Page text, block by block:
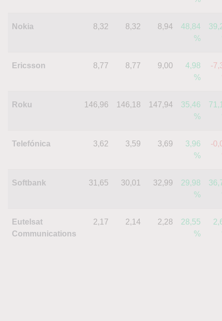
Nokia 8,32 8,32 8,94
48,84
%
Ericsson 8,77 8,77 9,00
4,98
%
-
Roku 146,96 146,18 147,94
35,46
%
Telefónica 3,62 3,59 3,69
3,96
%
-
Softbank 31,65 30,01 32,99
29,98
%
Eutelsat
Communications
2,17 2,14 2,28
28,55
%